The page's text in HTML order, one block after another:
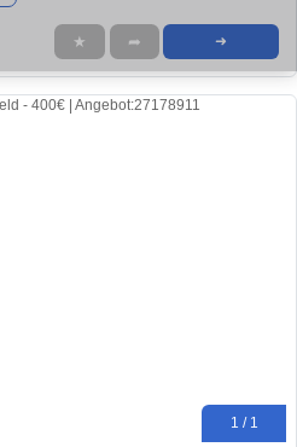
★ ➦ ➜
1 / 1